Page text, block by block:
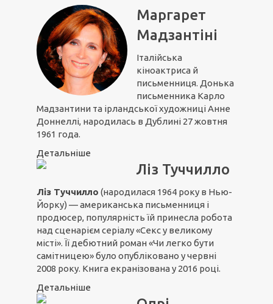
Маргарет
Мадзантіні
Італійська
кіноактриса й
письменниця. Донька
письменника Карло
Мадзантини та ірландської художниці Анне
Доннеллі, народилась в Дублині 27 жовтня
1961 года.
Детальніше
Ліз Туччилло
Ліз Туччилло (народилася 1964 року в Нью-
Йорку) — американська письменниця і
продюсер, популярність їй принесла робота
над сценарієм серіалу «Секс у великому
місті». Її дебютний роман «Чи легко бути
самітницею» було опубліковано у червні
2008 року. Книга екранізована у 2016 році.
Детальніше